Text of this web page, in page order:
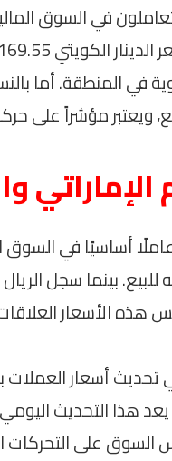
في السوق
تعكس هذه الأسعار
تحديث أسعار
هذا التحديث
على التحركات